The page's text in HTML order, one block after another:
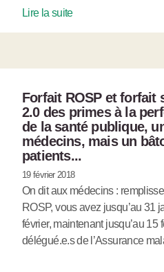
Lire la suite
Forfait ROSP et forfait
2.0 des primes à la
de la santé publique,
médecins, mais un
patients...
19 février 2018
On dit aux médecins :
ROSP, vous avez jusqu’au 31
février, maintenant jusqu’au 15
délégué.e.s de l’Assurance